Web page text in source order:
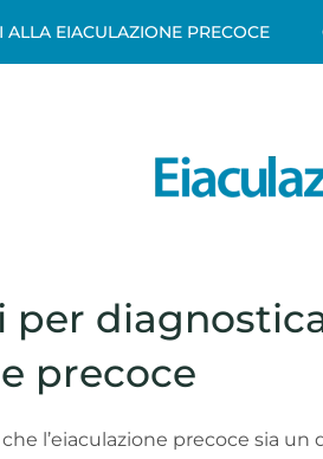
ALLA EIACULAZIONE PRECOCE
per
precoce
l’eiaculazione precoce sia un